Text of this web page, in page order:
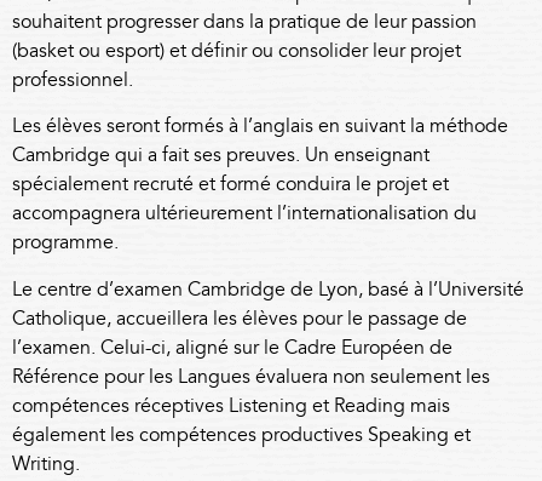
souhaitent progresser dans la pratique de leur passion
(basket ou esport) et définir ou consolider leur projet
professionnel.
Les élèves seront formés à l’anglais en suivant la méthode
Cambridge qui a fait ses preuves. Un enseignant
spécialement recruté et formé conduira le projet et
accompagnera ultérieurement l’internationalisation du
programme.
Le centre d’examen Cambridge de Lyon, basé à l’Université
Catholique, accueillera les élèves pour le passage de
l’examen. Celui-ci, aligné sur le Cadre Européen de
Référence pour les Langues évaluera non seulement les
compétences réceptives Listening et Reading mais
également les compétences productives Speaking et
Writing.